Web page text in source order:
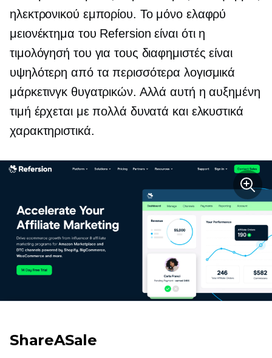
ηλεκτρονικού εμπορίου. Το μόνο ελαφρύ
μειονέκτημα του Refersion είναι ότι η
τιμολόγησή του για τους διαφημιστές είναι
υψηλότερη από τα περισσότερα λογισμικά
μάρκετινγκ θυγατρικών. Αλλά αυτή η αυξημένη
τιμή έρχεται με πολλά δυνατά και ελκυστικά
χαρακτηριστικά.
ShareASale